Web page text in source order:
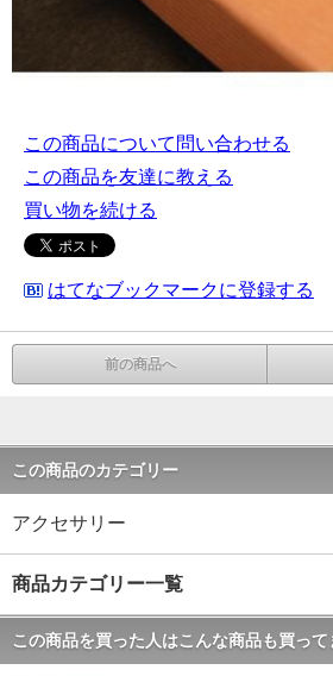
この商品について問い合わせる
この商品を友達に教える
買い物を続ける
はてなブックマークに登録する
前の商品へ
この商品のカテゴリー
アクセサリー
商品カテゴリー一覧
この商品を買った人はこんな商品も買って